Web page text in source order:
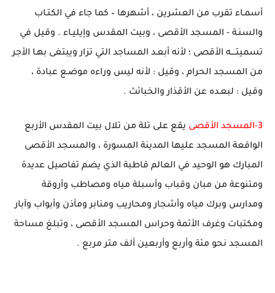
أسمـاء تقرب من العشرين ، أشهرها – كما جاء في الكتـاب
والسنـة - المسجد الأقصى ، وبيت المقدس وإيليـاء . وقيل في
تسميتــــه الأقصى ؛ لأنه أبعـد المساجد التي تزار ويبتغى بهـا الأجر
من المسجد الحرام ، وقيل : لأنه ليس وراءه موضـع عبادة ،
وقيل : لبعـده عن الأقذار والخبائث .
3-المسجد الأقصى
يقع على تلة من تلال بيت المقدس الأربع
الواقعة المسجد عليها المدينة المسورة ، والمسجد الأقصى
المبارك هو الوحيد في العالم قاطبة الذي يضم تفاصيل عديدة
ومتنوعة من مبان وقباب وأسبلة مياه ومصاطب وأروقة
ومدارس وبرك مياه وأشجار ومحاريب ومنابر ومآذن وأبواب وآبار
ومكتبات وغرف الأئمة وحراس المسجد الأقصى ، وتبلغ مساحة
المسجد نحو مئة وأربع وأربعين ألف متر مربع .